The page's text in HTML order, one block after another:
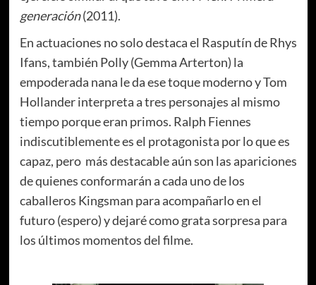
generación(2011).
En actuaciones no solo destaca el Rasputín de Rhys
Ifans, también Polly (Gemma Arterton) la
empoderada nana le da ese toque moderno y Tom
Hollander interpreta a tres personajes al mismo
tiempo porque eran primos. Ralph Fiennes
indiscutiblemente es el protagonista por lo que es
capaz, pero más destacable aún son las apariciones
de quienes conformarán a cada uno de los
caballeros Kingsman para acompañarlo en el
futuro (espero) y dejaré como grata sorpresa para
los últimos momentos del filme.